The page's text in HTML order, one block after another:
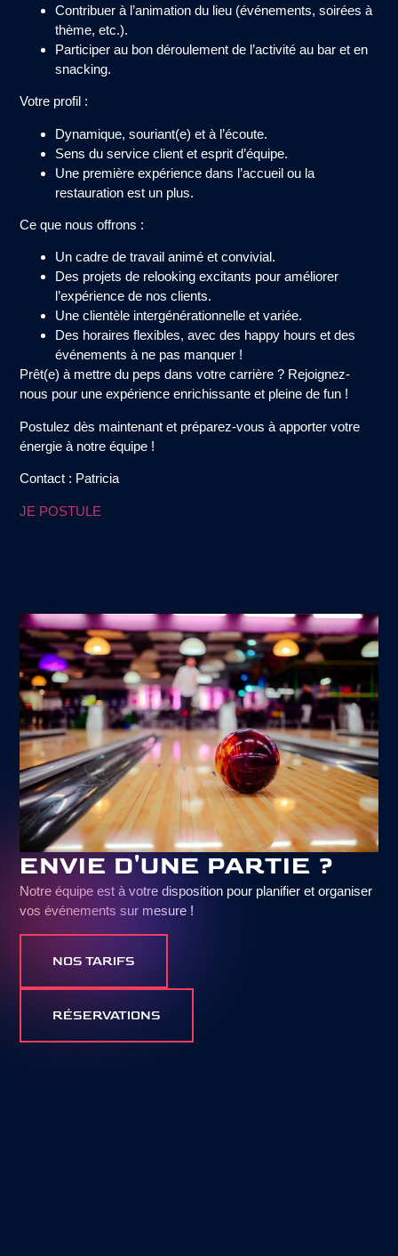
Contribuer à l’animation du lieu (événements, soirées à
thème, etc.).
Participer au bon déroulement de l’activité au bar et en
snacking.
Votre profil :
Dynamique, souriant(e) et à l’écoute.
Sens du service client et esprit d’équipe.
Une première expérience dans l’accueil ou la
restauration est un plus.
Ce que nous offrons :
Un cadre de travail animé et convivial.
Des projets de relooking excitants pour améliorer
l’expérience de nos clients.
Une clientèle intergénérationnelle et variée.
Des horaires flexibles, avec des happy hours et des
événements à ne pas manquer !
Prêt(e) à mettre du peps dans votre carrière ? Rejoignez-
nous pour une expérience enrichissante et pleine de fun !
Postulez dès maintenant et préparez-vous à apporter votre
énergie à notre équipe !
Contact : Patricia
JE POSTULE
ENVIE D'UNE PARTIE ?
Notre équipe est à votre disposition pour planifier et organiser
vos événements sur mesure !
NOS TARIFS
RÉSERVATIONS